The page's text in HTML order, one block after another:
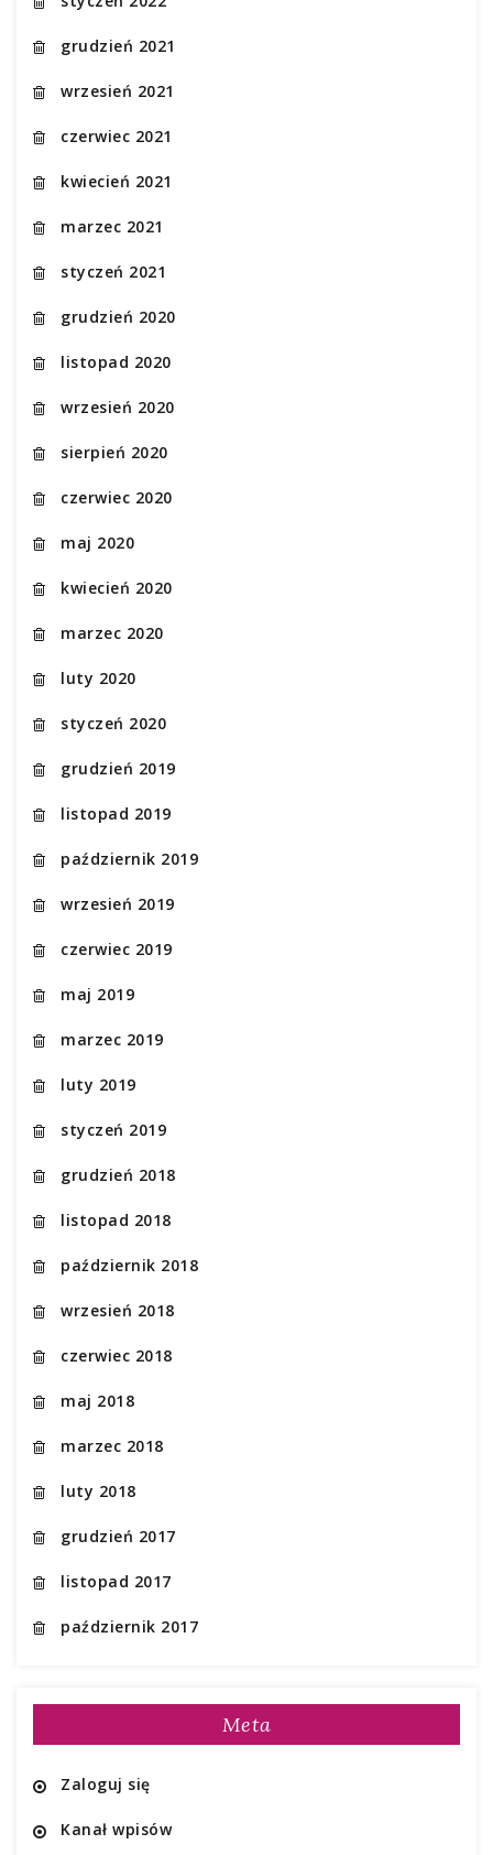
grudzień 2021
wrzesień 2021
czerwiec 2021
kwiecień 2021
marzec 2021
styczeń 2021
grudzień 2020
listopad 2020
wrzesień 2020
sierpień 2020
czerwiec 2020
maj 2020
kwiecień 2020
marzec 2020
luty 2020
styczeń 2020
grudzień 2019
listopad 2019
październik 2019
wrzesień 2019
czerwiec 2019
maj 2019
marzec 2019
luty 2019
styczeń 2019
grudzień 2018
listopad 2018
październik 2018
wrzesień 2018
czerwiec 2018
maj 2018
marzec 2018
luty 2018
grudzień 2017
listopad 2017
październik 2017
Meta
Zaloguj się
Kanał wpisów